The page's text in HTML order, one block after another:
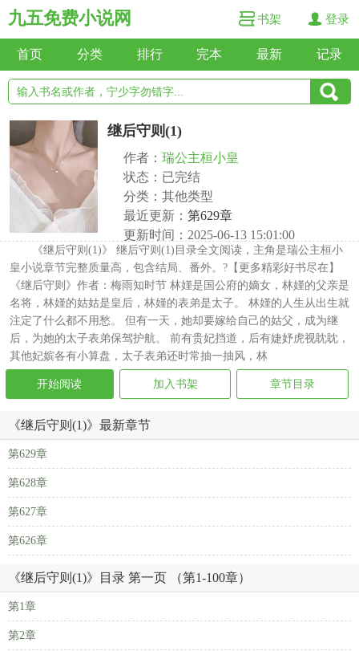
九五免费小说网 书架 登录
首页 分类 排行 完本 最新 记录
继后守则(1)
作者： 瑞公主桓小皇
状态：已完结
分类：其他类型
最近更新： 第629章
更新时间：2025-06-13 15:01:00
《继后守则(1)》 继后守则(1)目录全文阅读，主角是瑞公主桓小
皇小说章节完整质量高，包含结局、番外。?【更多精彩好书尽在】
《继后守则》作者：梅雨知时节 林嫤是国公府的嫡女，林嫤的父亲是
名将，林嫤的姑姑是皇后，林嫤的表弟是太子。 林嫤的人生从出生就
注定了什么都不用愁。 但有一天，她却要嫁给自己的姑父，成为继
后，为她的太子表弟保驾护航。 前有贵妃挡道，后有婕妤虎视眈眈，
其他妃嫔各有小算盘，太子表弟还时常抽一抽风，林
开始阅读 加入书架 章节目录
《继后守则(1)》最新章节
第629章
第628章
第627章
第626章
《继后守则(1)》目录 第一页 （第1-100章）
第1章
第2章